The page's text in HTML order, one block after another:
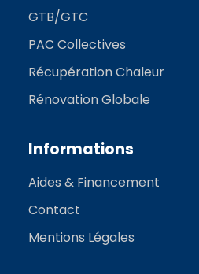
GTB/GTC
PAC Collectives
Récupération Chaleur
Rénovation Globale
Informations
Aides & Financement
Contact
Mentions Légales